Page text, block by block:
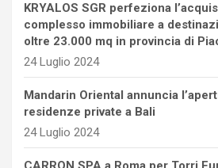
KRYALOS SGR perfeziona
complesso immobiliare a
oltre 23.000 mq in provincia di
24 Luglio 2024
Mandarin Oriental annuncia
residenze private a Bali
24 Luglio 2024